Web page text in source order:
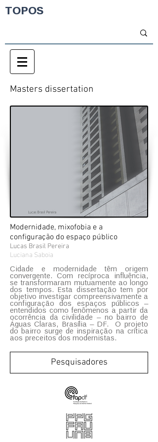
TOPOS
Masters dissertation
Modernidade, mixofobia e a
configuração do espaço público
Lucas Brasil Pereira
Luciana Saboia
Cidade e modernidade têm origem
convergente. Com recíproca influência,
se transformaram mutuamente ao longo
dos tempos. Esta dissertação tem por
objetivo investigar compreensivamente a
configuração dos espaços públicos –
entendidos como fenômenos a partir da
ocorrência da civilidade – no bairro de
Águas Claras, Brasília – DF. O projeto
do bairro surge de inspiração na crítica
aos preceitos dos modernistas.
Pesquisadores